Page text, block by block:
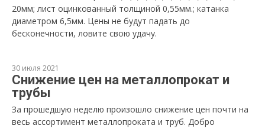
20мм; лист оцинкованный толщиной 0,55мм.; катанка
диаметром 6,5мм. Цены не будут падать до
бесконечности, ловите свою удачу.
30 июля 2021
Снижение цен на металлопрокат и
трубы
За прошедшую неделю произошло снижение цен почти на
весь ассортимент металлопроката и труб. Добро